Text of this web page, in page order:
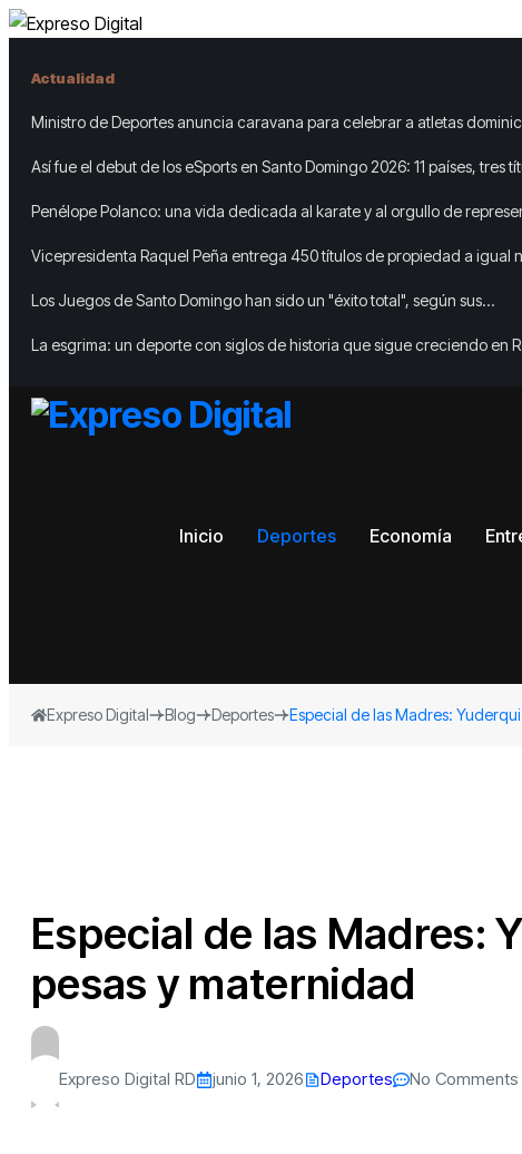
Actualidad
Ministro de Deportes anuncia caravana para celebrar a atletas
Así fue el debut de los eSports en Santo Domingo 2026: 11 países, tres
Penélope Polanco: una vida dedicada al karate y al orgullo de
Vicepresidenta Raquel Peña entrega 450 títulos de propiedad a igual
Los Juegos de Santo Domingo han sido un "éxito total", según sus
La esgrima: un deporte con siglos de historia que sigue creciendo en
Inicio Deportes Economía
Expreso Digital Blog Deportes Especial de las Madres:
Especial de las Madres:
pesas y maternidad
Expreso Digital RD junio 1, 2026 Deportes No Comments